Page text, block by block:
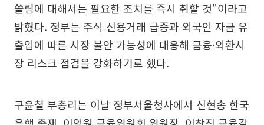
쏠림에 대해서는 필요한 조치를 즉시 취할 것"이라고
밝혔다. 정부는 주식 신용거래 급증과 외국인 자금 유
출입에 따른 시장 불안 가능성에 대응해 금융·외환시
장 리스크 점검을 강화하기로 했다.
구윤철 부총리는 이날 정부서울청사에서 신현송 한국